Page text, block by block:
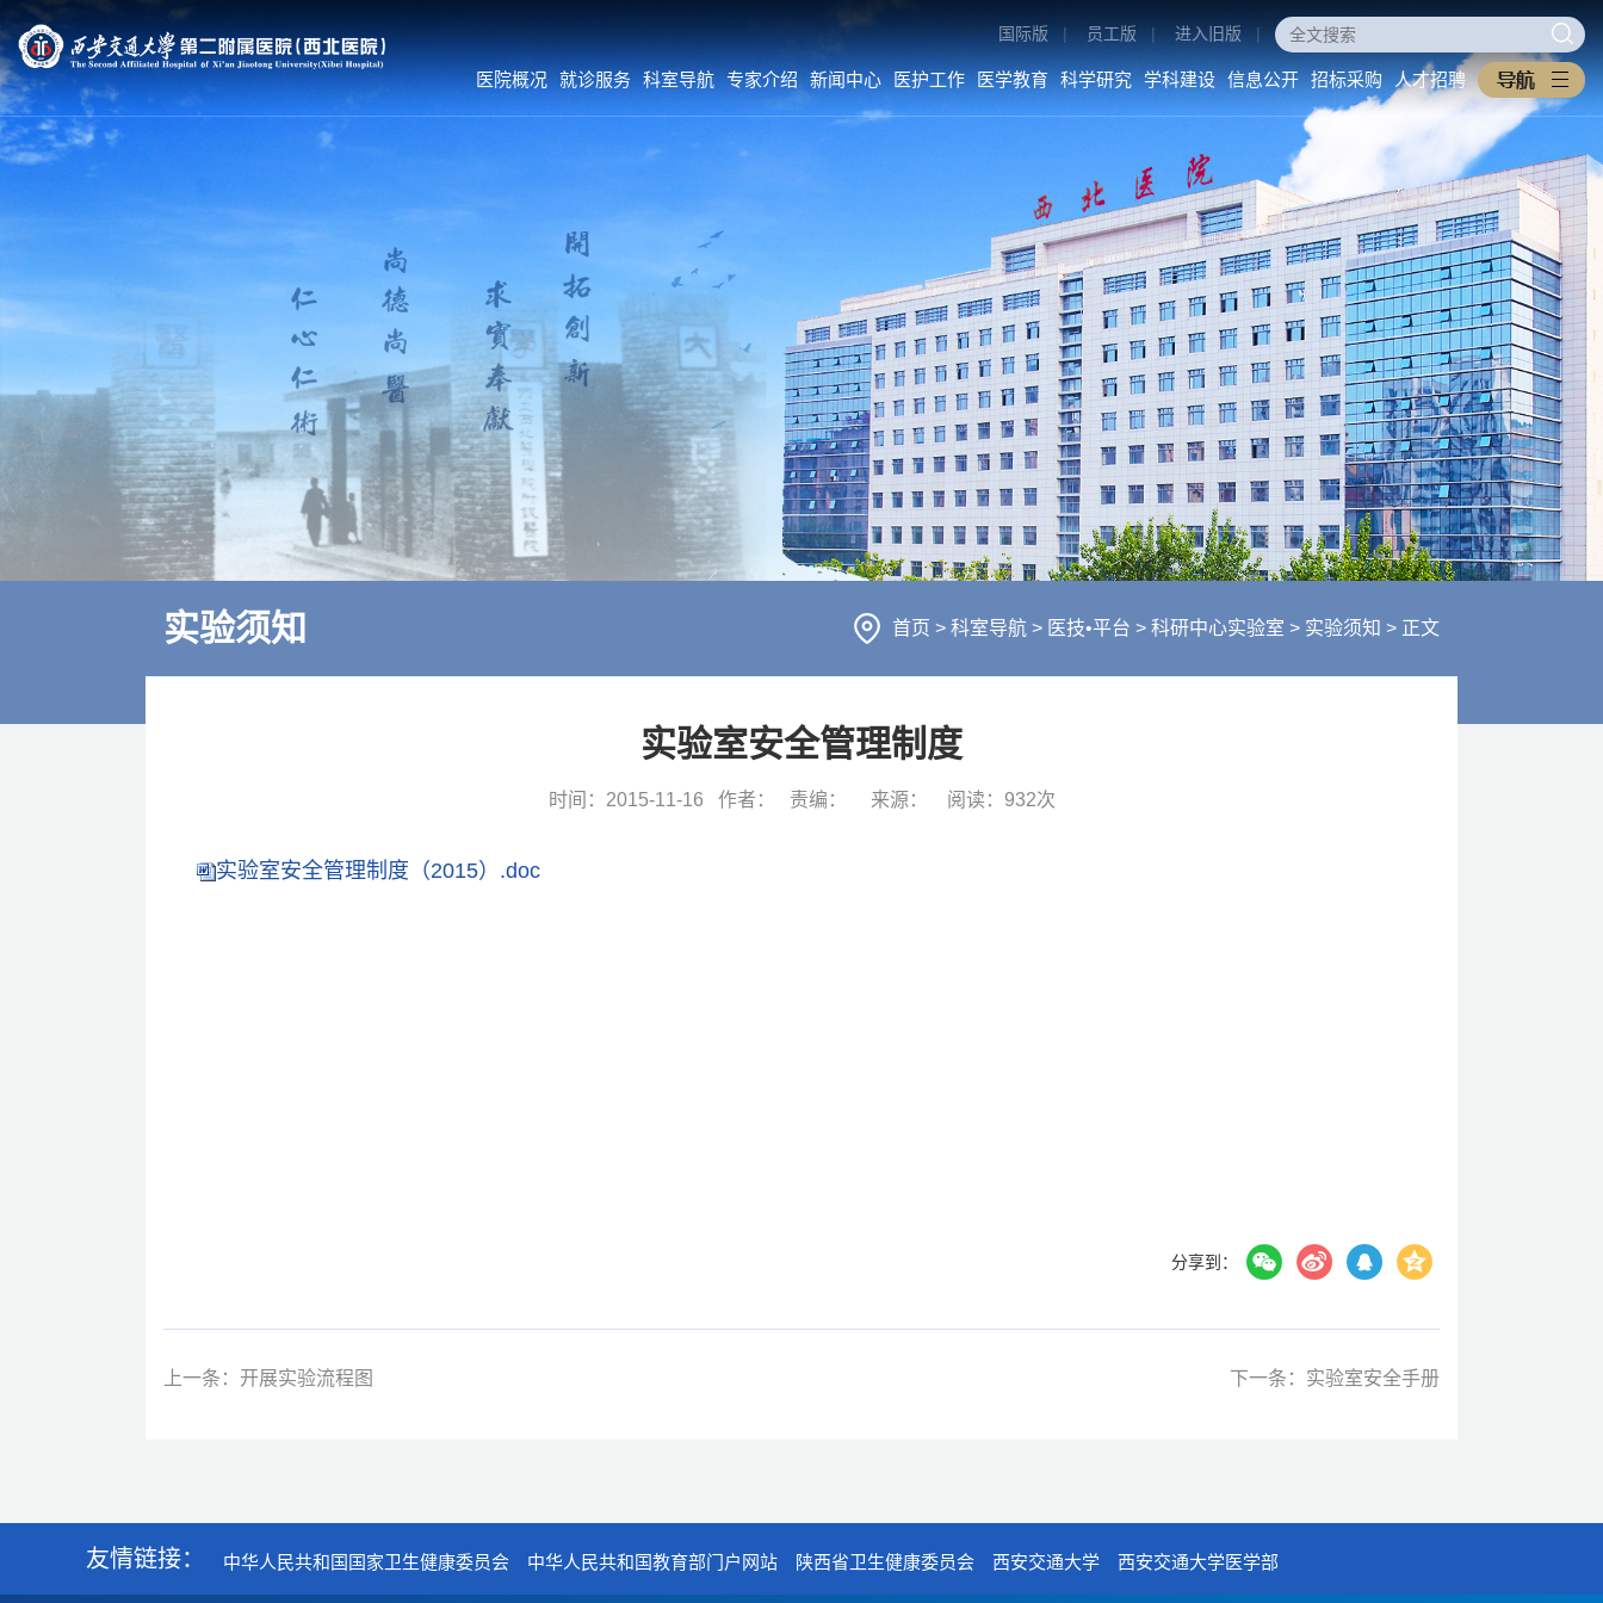
医院概况
医保服务
护理到家
就诊须知
就医流程
多学科诊疗
特色医疗
病院•中心
外科系统
医技•平台
病院•中心
科室动态
人文关怀
媒体二院
公告
数字院报
护理动态
医学教育
本科生教育
研究生教育
住培专培
继续教育
教学之窗
规章制度
下载专区
科学研究
科研动态
科研管理
学科建设
重点学科
医工交叉
中西医协同旗舰医院
信息公开
医院概况
医院环境
行风建设
招标采购
采购公告
中标公告
人才招聘
国际版 | 员工版 | 进入旧版 |
医院概况 就诊服务 科室导航 专家介绍 新闻中心 医护工作 医学教育 科学研究 学科建设 信息公开 招标采购 人才招聘
实验须知 首页 > 科室导航 > 医技•平台 > 科研中心实验室 > 实验须知 > 正文
实验室安全管理制度
时间：2015-11-16 作者： 责编： 来源： 阅读： 932次
实验室安全管理制度（2015）.doc
分享到：
上一条：开展实验流程图 下一条：实验室安全手册
友情链接： 中华人民共和国国家卫生健康委员会 中华人民共和国教育部门户网站 陕西省卫生健康委员会 西安交通大学 西安交通大学医学部